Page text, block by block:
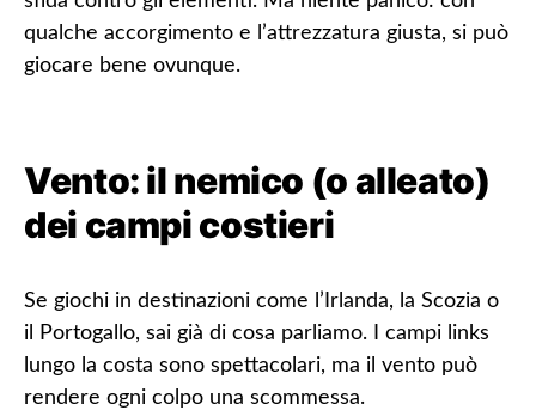
qualche accorgimento e l’attrezzatura giusta, si può
giocare bene ovunque.
Vento: il nemico (o alleato)
dei campi costieri
Se giochi in destinazioni come l’Irlanda, la Scozia o
il Portogallo, sai già di cosa parliamo. I campi links
lungo la costa sono spettacolari, ma il vento può
rendere ogni colpo una scommessa.